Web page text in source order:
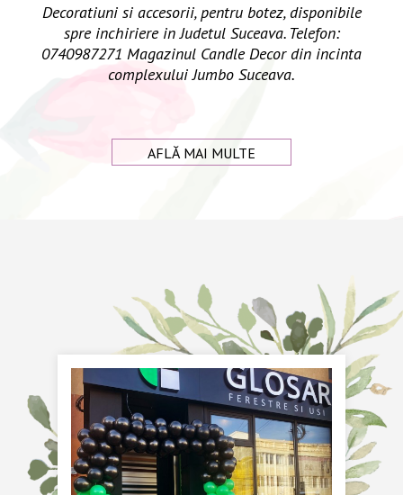
Decoratiuni si accesorii, pentru botez, disponibile
spre inchiriere in Judetul Suceava. Telefon:
0740987271 Magazinul Candle Decor din incinta
complexului Jumbo Suceava.
AFLĂ MAI MULTE